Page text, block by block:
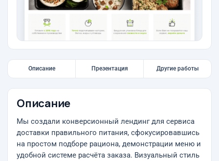
Описание Презентация Другие работы
Описание
Мы создали конверсионный лендинг для сервиса
доставки правильного питания, сфокусировавшись
на простом подборе рациона, демонстрации меню и
удобной системе расчёта заказа. Визуальный стиль